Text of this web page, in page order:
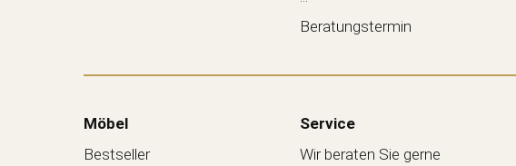
Beratungstermin
Möbel
Bestseller
Service
Wir beraten Sie gerne